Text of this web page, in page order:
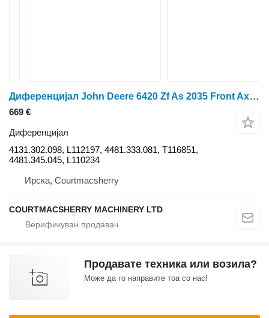
Диференцијал John Deere 6420 Zf As 2035 Front Axle Differential 4131.302.098, 4131.302.0
669 €
Диференцијал
4131.302.098, L112197, 4481.333.081, T116851,
4481.345.045, L110234
Ирска, Courtmacsherry
COURTMACSHERRY MACHINERY LTD
Продавате техника или возила?
Може да го направите тоа со нас!